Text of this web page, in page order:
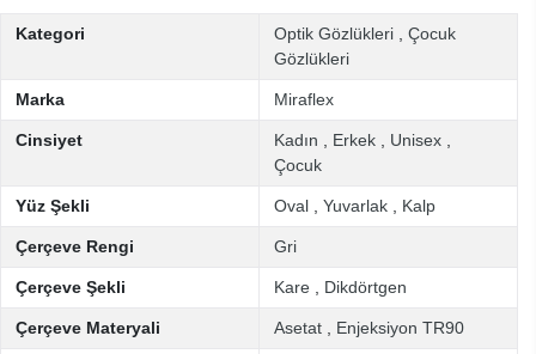
Kategori Optik Gözlükleri
Çocuk
Gözlükleri
Marka Miraflex
Cinsiyet Kadın Erkek Unisex
Çocuk
Yüz Şekli Oval Yuvarlak Kalp
Çerçeve Rengi Gri
Çerçeve Şekli Kare Dikdörtgen
Çerçeve Materyali Asetat Enjeksiyon TR90